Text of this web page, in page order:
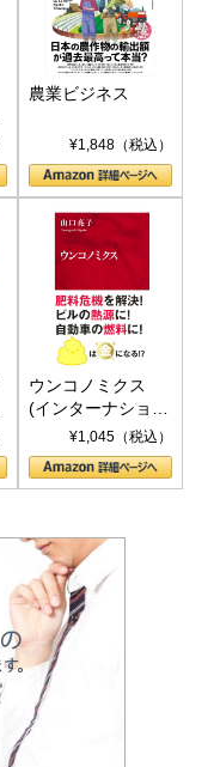
農業ビジネス
¥1,848（税込）
ウンコノミクス
(インターナショナ
ル新書)¥1,045（税込）